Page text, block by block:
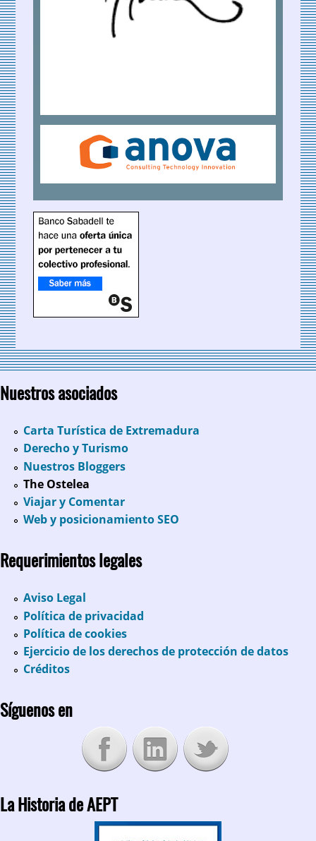
Nuestros asociados
Carta Turística de Extremadura
Derecho y Turismo
Nuestros Bloggers
The Ostelea
Viajar y Comentar
Web y posicionamiento SEO
Requerimientos legales
Aviso Legal
Política de privacidad
Política de cookies
Ejercicio de los derechos de protección de datos
Créditos
Síguenos en
La Historia de AEPT